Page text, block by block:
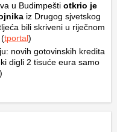
u Budimpešti otkrio je
iz Drugog sjvetskog
bili skriveni u riječnom
(tportal)
novih gotovinskih kredita
digli 2 tisuće eura samo
)